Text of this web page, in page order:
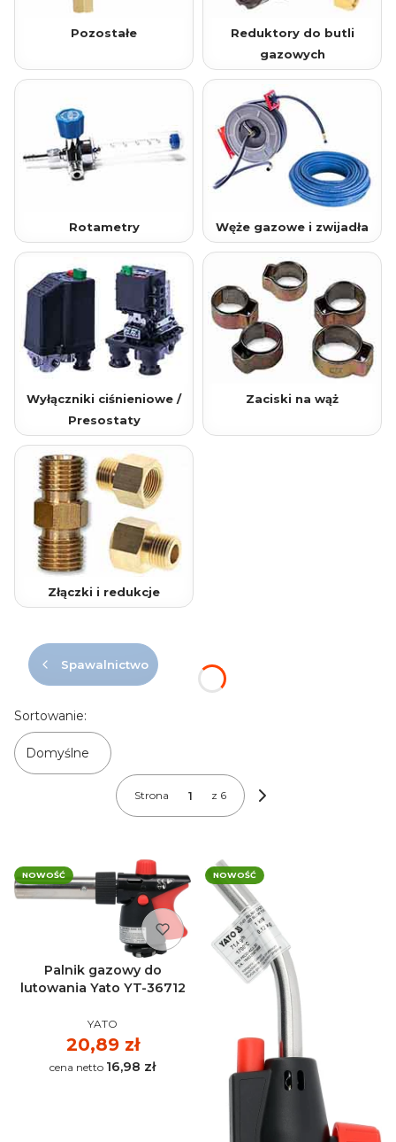
Pozostałe
Reduktory do butli
gazowych
Rotametry Węże gazowe i zwijadła
Wyłączniki ciśnieniowe /
Presostaty
Zaciski na wąż
Złączki i redukcje
Spawalnictwo
Lista produktów
Sortowanie:
Domyślne
Strona z 6
Następne produkty
NOWOŚĆ
Palnik gazowy do
lutowania Yato YT-36712
PRODUCENT
YATO
Cena
20,89 zł
Cena 16,98 zł
NOWOŚĆ